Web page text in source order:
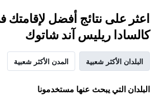
اعثر على نتائج أفضل لإقامتك
كالسادا ريليس آند شاتوك
البلدان الأكثر شعبية المدن الأكثر شعبية
البلدان التي يبحث عنها مستخدمونا